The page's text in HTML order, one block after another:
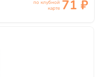
по клубной
карте 71 ₽